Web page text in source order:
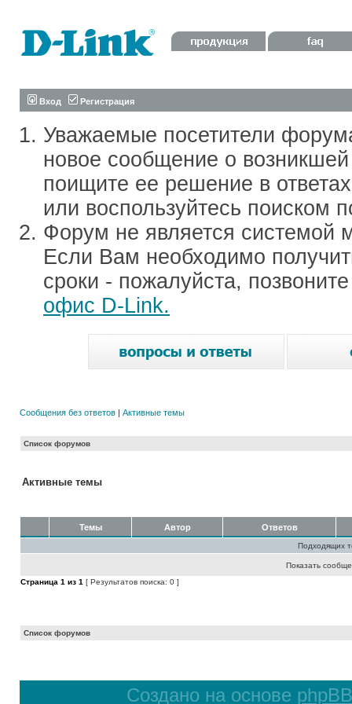
Вход Регистрация
Уважаемые посетители
новое сообщение о
поищите ее решение в
или воспользуйтесь поиском
Форум не является системой
Если Вам необходимо
сроки - пожалуйста,
офис D-Link.
Сообщения без ответов | Активные темы
Список форумов
Активные темы
Темы Автор Ответов
Подходящих
Показать
Страница 1 из 1 [ Результатов поиска: 0 ]
Список форумов
Создано на основе phpBB